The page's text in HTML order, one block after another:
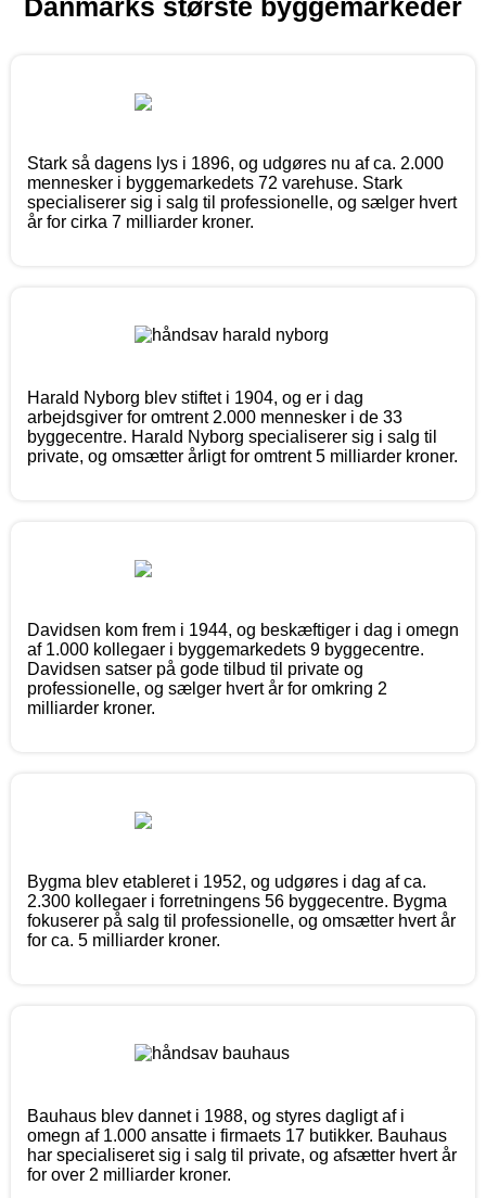
Danmarks største byggemarkeder
Stark så dagens lys i 1896, og udgøres nu af ca. 2.000
mennesker i byggemarkedets 72 varehuse. Stark
specialiserer sig i salg til professionelle, og sælger hvert
år for cirka 7 milliarder kroner.
Harald Nyborg blev stiftet i 1904, og er i dag
arbejdsgiver for omtrent 2.000 mennesker i de 33
byggecentre. Harald Nyborg specialiserer sig i salg til
private, og omsætter årligt for omtrent 5 milliarder kroner.
Davidsen kom frem i 1944, og beskæftiger i dag i omegn
af 1.000 kollegaer i byggemarkedets 9 byggecentre.
Davidsen satser på gode tilbud til private og
professionelle, og sælger hvert år for omkring 2
milliarder kroner.
Bygma blev etableret i 1952, og udgøres i dag af ca.
2.300 kollegaer i forretningens 56 byggecentre. Bygma
fokuserer på salg til professionelle, og omsætter hvert år
for ca. 5 milliarder kroner.
Bauhaus blev dannet i 1988, og styres dagligt af i
omegn af 1.000 ansatte i firmaets 17 butikker. Bauhaus
har specialiseret sig i salg til private, og afsætter hvert år
for over 2 milliarder kroner.